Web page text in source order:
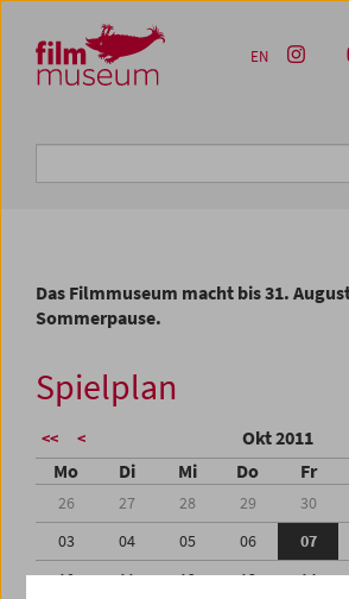
Zum Inhalt
Zum Hauptmenü
Zur Servicenavigation
Zum Suche
EN
Das Filmmuseum macht bis 31.
Sommerpause.
Spielplan
<< < Okt 2011
Mo Di Mi Do Fr
26 27 28 29 30
03
04 05 06 07
10
11 12 13 14